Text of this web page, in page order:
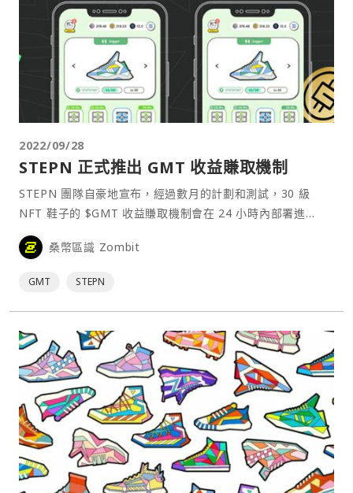
2022/09/28
STEPN 正式推出 GMT 收益賺取機制
STEPN 團隊自豪地宣布，經過數月的計劃和測試，30 級
NFT 鞋子的 $GMT 收益賺取機制會在 24 小時內部署進
桑幣區識 Zombit
GMT STEPN